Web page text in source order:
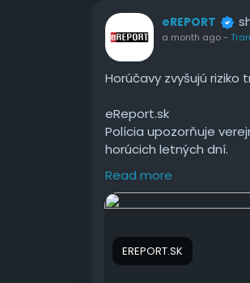
eREPORT
a month ago-
Horúčavy zvyšujú
eReport.sk
Polícia upozorňuje
horúcich letných dní.
#Horúčavy
Read more
EREPORT.SK